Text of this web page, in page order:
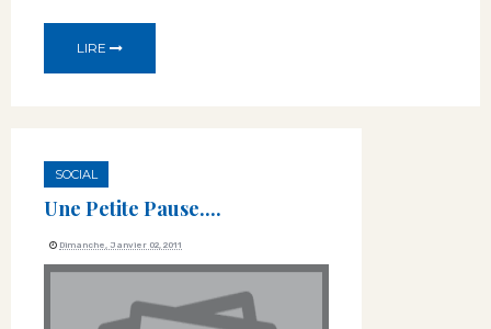
LIRE
SOCIAL
Une Petite Pause....
Dimanche, Janvier 02, 2011